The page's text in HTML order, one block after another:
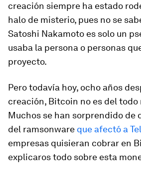
creación siempre ha estado
halo de misterio, pues no se
Satoshi Nakamoto es solo un
usaba la persona o personas
proyecto.
Pero todavía hoy, ocho años
creación, Bitcoin no es del todo
Muchos se han sorprendido de
del ramsonware que afectó a
empresas quisieran cobrar en
explicaros todo sobre esta